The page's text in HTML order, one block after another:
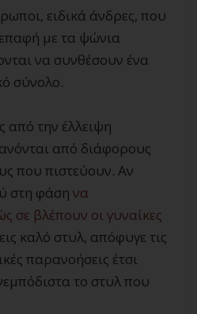
ειδικά άνδρες, που
με τα ψώνια
να συνθέσουν ένα
σύνολο.
από την έλλειψη
από διάφορους
που πιστεύουν. Αν
στη φάση να
σε βλέπουν οι γυναίκες
καλό στυλ, απόφυγε τις
παρανοήσεις έτσι
το στυλ που